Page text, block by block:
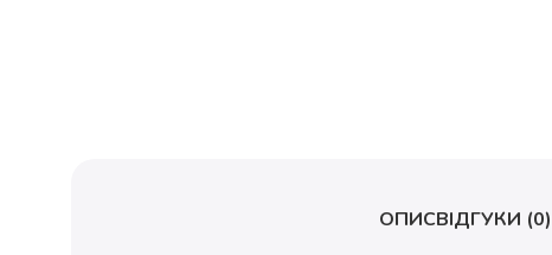
ОПИСВІДГУКИ (0)